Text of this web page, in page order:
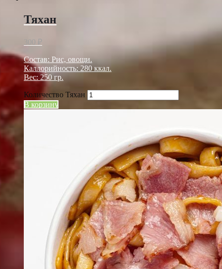
Тяхан
300 ₽
Состав: Рис, овощи.
Каллорийность: 280 ккал.
Вес: 250 гр.
Количество Тяхан
В корзину